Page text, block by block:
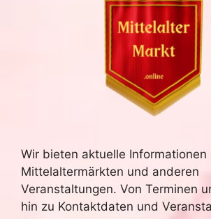
Wir bieten aktuelle Informationen
Mittelaltermärkten und anderen
Veranstaltungen. Von Terminen
hin zu Kontaktdaten und